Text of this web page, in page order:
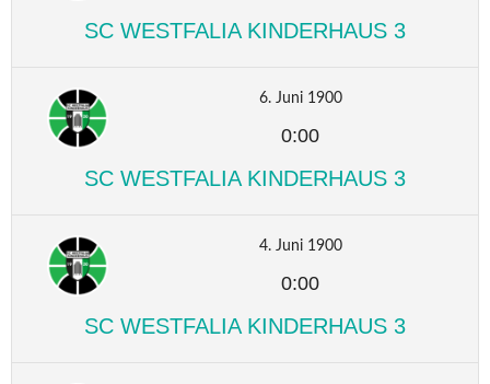
SC WESTFALIA KINDERHAUS 3
6. Juni 1900
0:00
SC WESTFALIA KINDERHAUS 3
4. Juni 1900
0:00
SC WESTFALIA KINDERHAUS 3